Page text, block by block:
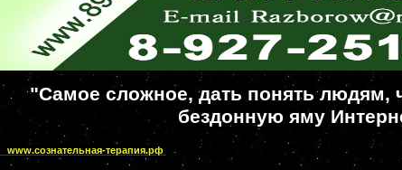
"Самое сложное, дать понять людям,
бездонную яму
www.сознательная-терапия.рф